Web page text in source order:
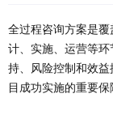
全过程咨询方案是
计、实施、运营等
持、风险控制和效
目成功实施的重要保